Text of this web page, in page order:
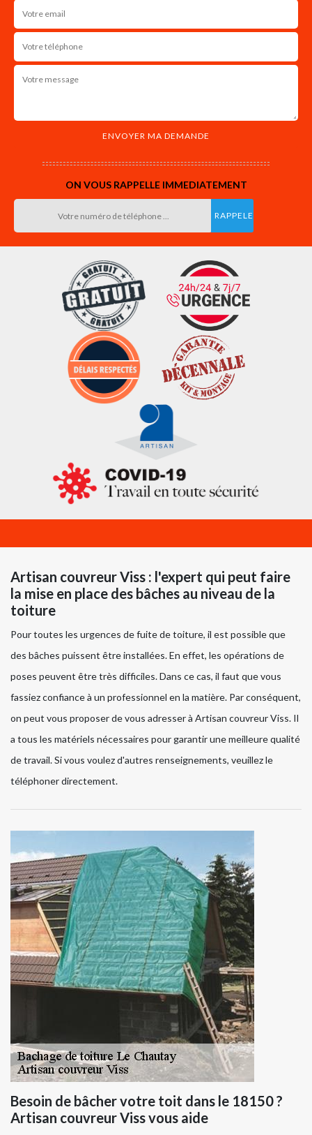
ON VOUS RAPPELLE IMMEDIATEMENT
Artisan couvreur Viss : l'expert qui peut faire
la mise en place des bâches au niveau de la
toiture
Pour toutes les urgences de fuite de toiture, il est possible que
des bâches puissent être installées. En effet, les opérations de
poses peuvent être très difficiles. Dans ce cas, il faut que vous
fassiez confiance à un professionnel en la matière. Par conséquent,
on peut vous proposer de vous adresser à Artisan couvreur Viss. Il
a tous les matériels nécessaires pour garantir une meilleure qualité
de travail. Si vous voulez d'autres renseignements, veuillez le
téléphoner directement.
Besoin de bâcher votre toit dans le 18150 ?
Artisan couvreur Viss vous aide